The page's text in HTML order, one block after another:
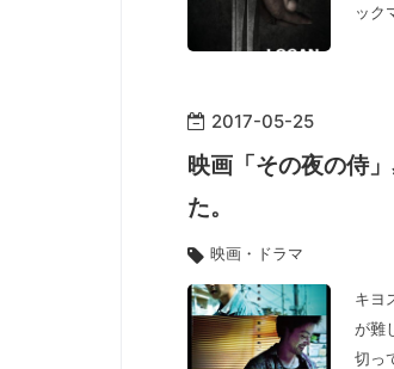
ック
2017-05-25
映画「その夜の侍
た。
映画・ドラマ
キヨ
が難
切っ